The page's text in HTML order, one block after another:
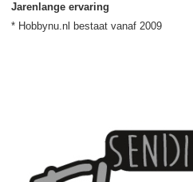
Jarenlange ervaring
* Hobbynu.nl bestaat vanaf 2009